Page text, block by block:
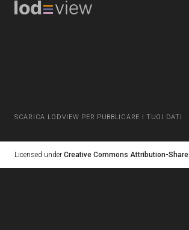
SCARICA LODVIEW PER PUBBLICARE I TUOI DATI
Licensed under Creative Commons Attribution-